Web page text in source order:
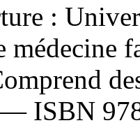
:
médecine
— ISBN